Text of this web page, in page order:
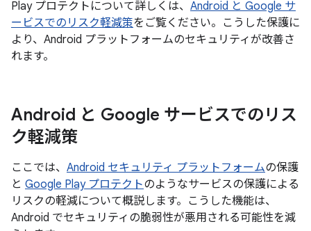
Play プロテクトについて詳しくは、 Android と Google サ
ービスでのリスク軽減策をご覧ください。こうした保護に
より、Android プラットフォームのセキュリティが改善さ
れます。
Android と Google サービスでのリス
ク軽減策
ここでは、 Android セキュリティ プラットフォームの保護
と Google Play プロテクトのようなサービスの保護による
リスクの軽減について概説します。こうした機能は、
Android でセキュリティの脆弱性が悪用される可能性を減